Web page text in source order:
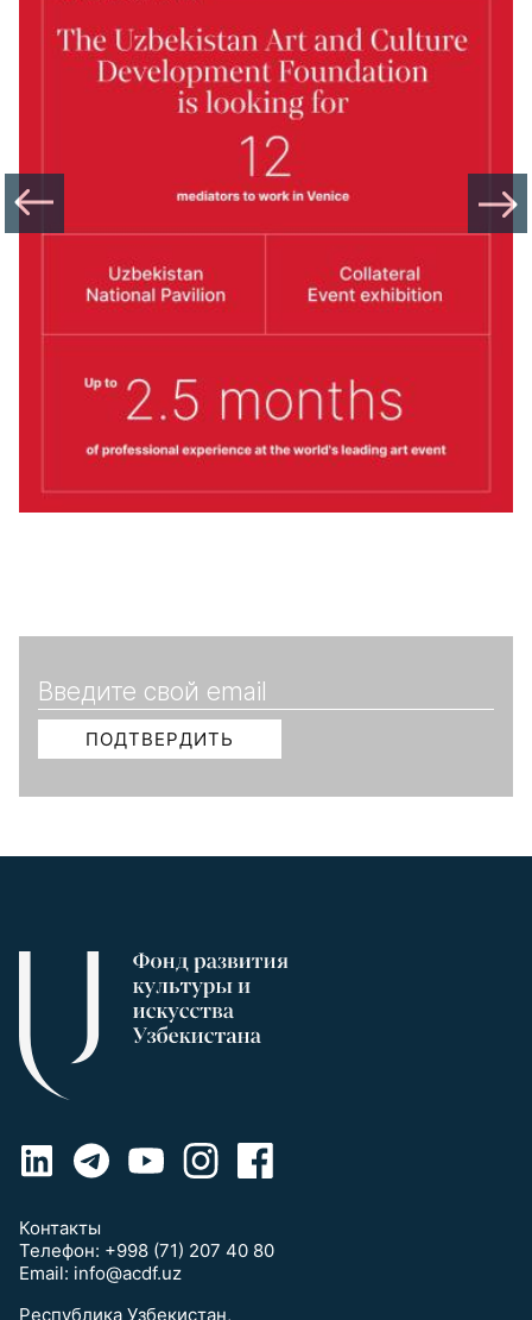
Контакты
Телефон: +998 (71) 207 40 80
Email: info@acdf.uz
Республика Узбекистан,